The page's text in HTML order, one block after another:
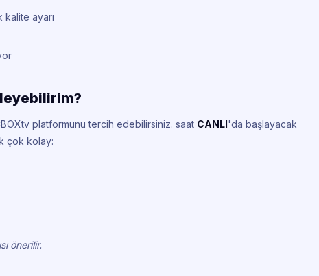
kalite ayarı
platformunu tercih edebilirsiniz. saat CANLI'da başlayacak
çok kolay:
önerilir.